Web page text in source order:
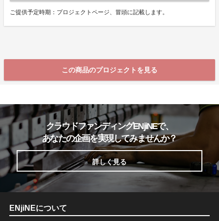
ご提供予定時期：プロジェクトページ、冒頭に記載します。
この商品のプロジェクトを見る
クラウドファンディングENjiNEで、
あなたの企画を実現してみませんか？
詳しく見る
ENjiNEについて